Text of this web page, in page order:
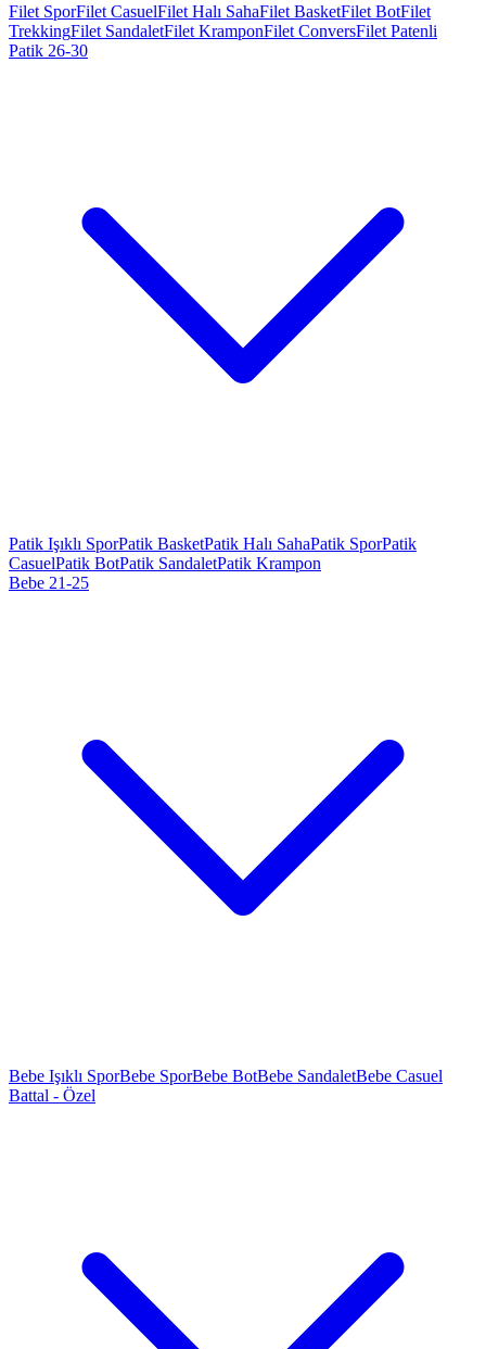
Filet SporFilet CasuelFilet Halı SahaFilet BasketFilet BotFilet
TrekkingFilet SandaletFilet KramponFilet ConversFilet Patenli
Patik 26-30
Patik Işıklı SporPatik BasketPatik Halı SahaPatik SporPatik
CasuelPatik BotPatik SandaletPatik Krampon
Bebe 21-25
Bebe Işıklı SporBebe SporBebe BotBebe SandaletBebe Casuel
Battal - Özel